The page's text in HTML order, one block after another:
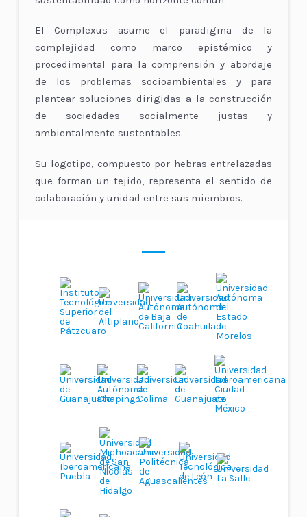
El Complexus asume el paradigma de la
complejidad como marco epistémico y
procedimental para la comprensión y abordaje
de los problemas socioambientales y para
plantear soluciones dirigidas a la construcción
de sociedades socialmente justas y
ambientalmente sustentables.
Su logotipo, compuesto por hebras entrelazadas
que forman un tejido, representa el sentido de
colaboración y unidad entre sus miembros.